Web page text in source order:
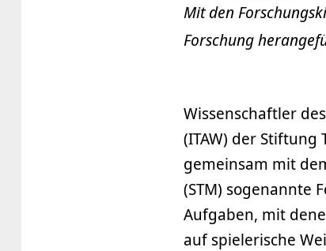
Mit den
Forschung
Wissenschaftler
(ITAW) der Stiftung
gemeinsam mit
(STM) sogenannte
Aufgaben, mit
auf spielerische